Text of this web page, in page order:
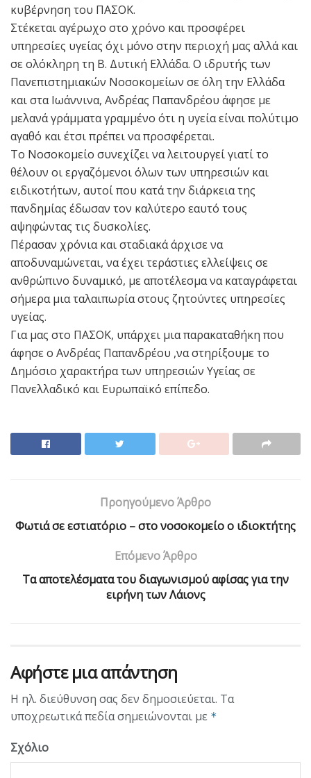
κυβέρνηση του ΠΑΣΟΚ.
Στέκεται αγέρωχο στο χρόνο και προσφέρει
υπηρεσίες υγείας όχι μόνο στην περιοχή μας αλλά και
σε ολόκληρη τη Β. Δυτική Ελλάδα. Ο ιδρυτής των
Πανεπιστημιακών Νοσοκομείων σε όλη την Ελλάδα
και στα Ιωάννινα, Ανδρέας Παπανδρέου άφησε με
μελανά γράμματα γραμμένο ότι η υγεία είναι πολύτιμο
αγαθό και έτσι πρέπει να προσφέρεται.
Το Νοσοκομείο συνεχίζει να λειτουργεί γιατί το
θέλουν οι εργαζόμενοι όλων των υπηρεσιών και
ειδικοτήτων, αυτοί που κατά την διάρκεια της
πανδημίας έδωσαν τον καλύτερο εαυτό τους
αψηφώντας τις δυσκολίες.
Πέρασαν χρόνια και σταδιακά άρχισε να
αποδυναμώνεται, να έχει τεράστιες ελλείψεις σε
ανθρώπινο δυναμικό, με αποτέλεσμα να καταγράφεται
σήμερα μια ταλαιπωρία στους ζητούντες υπηρεσίες
υγείας.
Για μας στο ΠΑΣΟΚ, υπάρχει μια παρακαταθήκη που
άφησε ο Ανδρέας Παπανδρέου ,να στηρίξουμε το
Δημόσιο χαρακτήρα των υπηρεσιών Υγείας σε
Πανελλαδικό και Ευρωπαϊκό επίπεδο.
Προηγούμενο Άρθρο
Φωτιά σε εστιατόριο – στο νοσοκομείο ο ιδιοκτήτης
Επόμενο Άρθρο
Τα αποτελέσματα του διαγωνισμού αφίσας για την
ειρήνη των Λάιονς
Αφήστε μια απάντηση
Η ηλ. διεύθυνση σας δεν δημοσιεύεται. Τα
υποχρεωτικά πεδία σημειώνονται με *
Σχόλιο